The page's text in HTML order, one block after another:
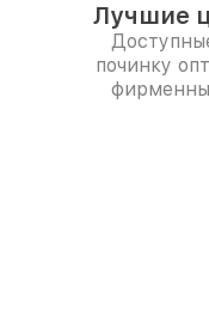
Лучшие
починку